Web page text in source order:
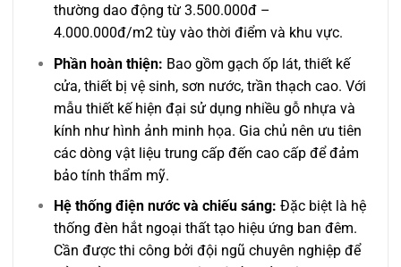
thường dao động từ 3.500.000đ –
4.000.000đ/m2 tùy vào thời điểm và khu vực.
Phần hoàn thiện: Bao gồm gạch ốp lát, thiết kế
cửa, thiết bị vệ sinh, sơn nước, trần thạch cao. Với
mẫu thiết kế hiện đại sử dụng nhiều gỗ nhựa và
kính như hình ảnh minh họa. Gia chủ nên ưu tiên
các dòng vật liệu trung cấp đến cao cấp để đảm
bảo tính thẩm mỹ.
Hệ thống điện nước và chiếu sáng: Đặc biệt là hệ
thống đèn hắt ngoại thất tạo hiệu ứng ban đêm.
Cần được thi công bởi đội ngũ chuyên nghiệp để